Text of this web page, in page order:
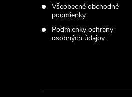
Všeobecné obchodné
podmienky
Podmienky ochrany
osobných údajov